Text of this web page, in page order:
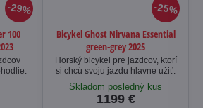
29%
100
25%
Bicykel Ghost Nirvana Essential
green-grey 2025
Horský bicykel pre jazdcov, ktorí
si chcú svoju jazdu hlavne užiť.
Skladom posledný kus
1199 €